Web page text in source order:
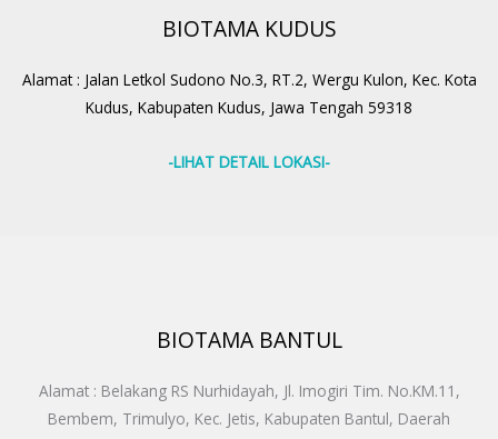
BIOTAMA KUDUS
Alamat : Jalan Letkol Sudono No.3, RT.2, Wergu Kulon, Kec. Kota
Kudus, Kabupaten Kudus, Jawa Tengah 59318
-LIHAT DETAIL LOKASI-
BIOTAMA BANTUL
Alamat : Belakang RS Nurhidayah, Jl. Imogiri Tim. No.KM.11,
Bembem, Trimulyo, Kec. Jetis, Kabupaten Bantul, Daerah